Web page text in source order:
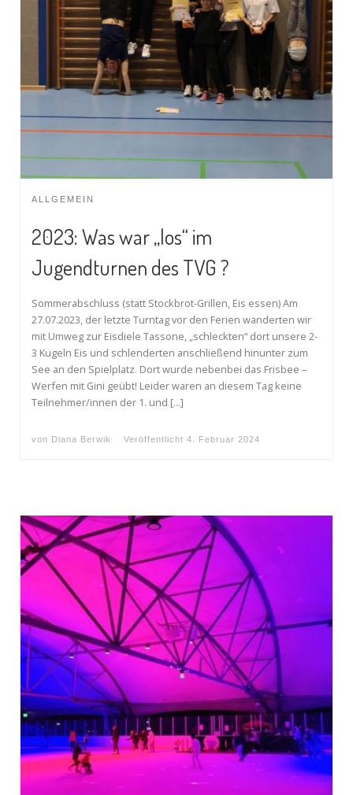
ALLGEMEIN
2023: Was war „los“ im
Jugendturnen des TVG ?
Sommerabschluss (statt Stockbrot-Grillen, Eis essen) Am
27.07.2023, der letzte Turntag vor den Ferien wanderten wir
mit Umweg zur Eisdiele Tassone, „schleckten“ dort unsere 2-
3 Kugeln Eis und schlenderten anschließend hinunter zum
See an den Spielplatz. Dort wurde nebenbei das Frisbee –
Werfen mit Gini geübt! Leider waren an diesem Tag keine
Teilnehmer/innen der 1. und […]
von Diana Berwik Veröffentlicht 4. Februar 2024